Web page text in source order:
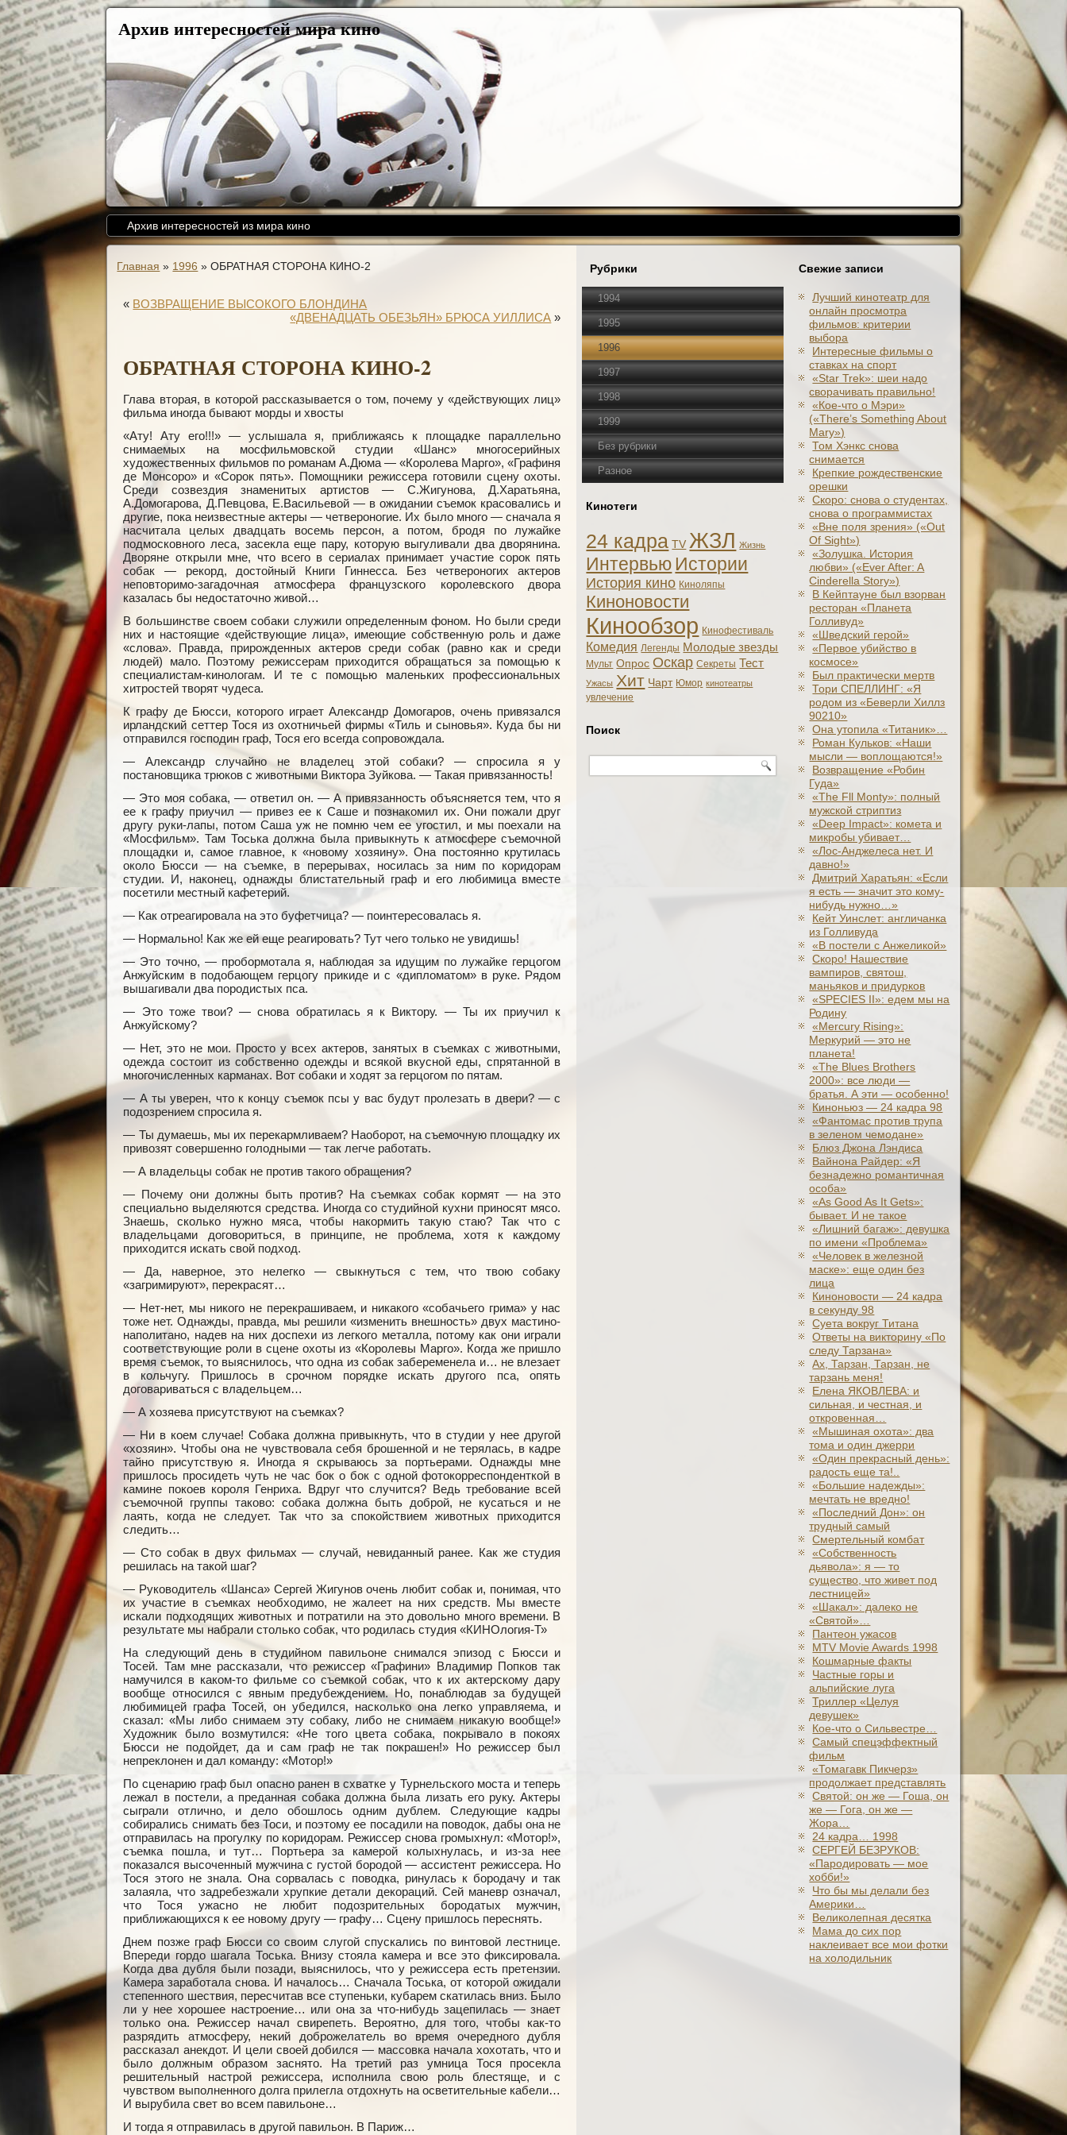
Архив интересностей мира кино
Архив интересностей из мира кино
Главная » 1996 »ОБРАТНАЯ СТОРОНА КИНО-2
« ВОЗВРАЩЕНИЕ ВЫСОКОГО БЛОНДИНА
«ДВЕНАДЦАТЬ ОБЕЗЬЯН» БРЮСА УИЛЛИСА »
ОБРАТНАЯ СТОРОНА КИНО-2
Глава вторая, в которой рассказывается о том, почему у «действующих лиц»
фильма иногда бывают морды и хвосты
«Ату! Ату его!!!» — услышала я, приближаясь к площадке параллельно
снимаемых на мосфильмовской студии «Шанс» многосерийных
художественных фильмов по романам А.Дюма — «Королева Марго», «Графиня
де Монсоро» и «Сорок пять». Помощники режиссера готовили сцену охоты.
Среди созвездия знаменитых артистов — С.Жигунова, Д.Харатьяна,
А.Домогарова, Д.Певцова, Е.Васильевой — в ожидании съемок красовались и
другие, пока неизвестные актеры — четвероногие. Их было много — сначала я
насчитала целых двадцать восемь персон, а потом, бродя по лужайке
подмосковного леса, засекла еще пару, которую выгуливали два дворянина.
Дворяне открыли мне, что всего в сериалах принимает участие сорок пять
собак — рекорд, достойный Книги Гиннесcа. Без четвероногих актеров
неповторимо-загадочная атмосфера французского королевского двора
казалась бы недостаточно живой…
В большинстве своем собаки служили определенным фоном. Но были среди
них и настоящие «действующие лица», имеющие собственную роль и даже
«слова». Правда, прирожденных актеров среди собак (равно как и среди
людей) мало. Поэтому режиссерам приходится обращаться за помощью к
специалистам-кинологам. И те с помощью маленьких профессиональных
хитростей творят чудеса.
К графу де Бюсси, которого играет Александр Домогаров, очень привязался
ирландский сеттер Тося из охотничьей фирмы «Тиль и сыновья». Куда бы ни
отправился господин граф, Тося его всегда сопровождала.
— Александр случайно не владелец этой собаки? — спросила я у
постановщика трюков с животными Виктора Зуйкова. — Такая привязанность!
— Это моя собака, — ответил он. — А привязанность объясняется тем, что я
ее к графу приучил — привез ее к Саше и познакомил их. Они пожали друг
другу руки-лапы, потом Саша уж не помню чем ее угостил, и мы поехали на
«Мосфильм». Там Тоська должна была привыкнуть к атмосфере съемочной
площадки и, самое главное, к «новому хозяину». Она постоянно крутилась
около Бюсси — на съемке, в перерывах, носилась за ним по коридорам
студии. И, наконец, однажды блистательный граф и его любимица вместе
посетили местный кафетерий.
— Как отреагировала на это буфетчица? — поинтересовалась я.
— Нормально! Как же ей еще реагировать? Тут чего только не увидишь!
— Это точно, — пробормотала я, наблюдая за идущим по лужайке герцогом
Анжуйским в подобающем герцогу прикиде и с «дипломатом» в руке. Рядом
вышагивали два породистых пса.
— Это тоже твои? — снова обратилась я к Виктору. — Ты их приучил к
Анжуйскому?
— Нет, это не мои. Просто у всех актеров, занятых в съемках с животными,
одежда состоит из собственно одежды и всякой вкусной еды, спрятанной в
многочисленных карманах. Вот собаки и ходят за герцогом по пятам.
— А ты уверен, что к концу съемок псы у вас будут пролезать в двери? — с
подозрением спросила я.
— Ты думаешь, мы их перекармливаем? Наоборот, на съемочную площадку их
привозят совершенно голодными — так легче работать.
— А владельцы собак не против такого обращения?
— Почему они должны быть против? На съемках собак кормят — на это
специально выделяются средства. Иногда со студийной кухни приносят мясо.
Знаешь, сколько нужно мяса, чтобы накормить такую стаю? Так что с
владельцами договориться, в принципе, не проблема, хотя к каждому
приходится искать свой подход.
— Да, наверное, это нелегко — свыкнуться с тем, что твою собаку
«загримируют», перекрасят…
— Нет-нет, мы никого не перекрашиваем, и никакого «собачьего грима» у нас
тоже нет. Однажды, правда, мы решили «изменить внешность» двух мастино-
наполитано, надев на них доспехи из легкого металла, потому как они играли
соответствующие роли в сцене охоты из «Королевы Марго». Когда же пришло
время съемок, то выяснилось, что одна из собак забеременела и… не влезает
в кольчугу. Пришлось в срочном порядке искать другого пса, опять
договариваться с владельцем…
— А хозяева присутствуют на съемках?
— Ни в коем случае! Собака должна привыкнуть, что в студии у нее другой
«хозяин». Чтобы она не чувствовала себя брошенной и не терялась, в кадре
тайно присутствую я. Иногда я скрываюсь за портьерами. Однажды мне
пришлось просидеть чуть не час бок о бок с одной фотокорреспонденткой в
камине покоев короля Генриха. Вдруг что случится? Ведь требование всей
съемочной группы таково: собака должна быть доброй, не кусаться и не
лаять, когда не следует. Так что за спокойствием животных приходится
следить…
— Сто собак в двух фильмах — случай, невиданный ранее. Как же студия
решилась на такой шаг?
— Руководитель «Шанса» Сергей Жигунов очень любит собак и, понимая, что
их участие в съемках необходимо, не жалеет на них средств. Мы вместе
искали подходящих животных и потратили на это довольно много времени. В
результате мы набрали столько собак, что родилась студия «КИНОлогия-Т»
На следующий день в студийном павильоне снимался эпизод с Бюсси и
Тосей. Там мне рассказали, что режиссер «Графини» Владимир Попков так
намучился в каком-то фильме со съемкой собак, что к их актерскому дару
вообще относился с явным предубеждением. Но, понаблюдав за будущей
любимицей графа Тосей, он убедился, насколько она легко управляема, и
сказал: «Мы либо снимаем эту собаку, либо не снимаем никакую вообще!»
Художник было возмутился: «Не того цвета собака, покрывало в покоях
Бюсси не подойдет, да и сам граф не так покрашен!» Но режиссер был
непреклонен и дал команду: «Мотор!»
По сценарию граф был опасно ранен в схватке у Турнельского моста и теперь
лежал в постели, а преданная собака должна была лизать его руку. Актеры
сыграли отлично, и дело обошлось одним дублем. Следующие кадры
собирались снимать без Тоси, и поэтому ее посадили на поводок, дабы она не
отправилась на прогулку по коридорам. Режиссер снова громыхнул: «Мотор!»,
съемка пошла, и тут… Портьера за камерой колыхнулась, и из-за нее
показался высоченный мужчина с густой бородой — ассистент режиссера. Но
Тося этого не знала. Она сорвалась с поводка, ринулась к бородачу и так
залаяла, что задребезжали хрупкие детали декораций. Сей маневр означал,
что Тося ужасно не любит подозрительных бородатых мужчин,
приближающихся к ее новому другу — графу… Сцену пришлось переснять.
Днем позже граф Бюсси со своим слугой спускались по винтовой лестнице.
Впереди гордо шагала Тоська. Внизу стояла камера и все это фиксировала.
Когда два дубля были позади, выяснилось, что у режиссера есть претензии.
Камера заработала снова. И началось… Сначала Тоська, от которой ожидали
степенного шествия, пересчитав все ступеньки, кубарем скатилась вниз. Было
ли у нее хорошее настроение… или она за что-нибудь зацепилась — знает
только она. Режиссер начал свирепеть. Вероятно, для того, чтобы как-то
разрядить атмосферу, некий доброжелатель во время очередного дубля
рассказал анекдот. И цели своей добился — массовка начала хохотать, что и
было должным образом заснято. На третий раз умница Тося просекла
решительный настрой режиссера, исполнила свою роль блестяще, и с
чувством выполненного долга прилегла отдохнуть на осветительные кабели…
И вырубила свет во всем павильоне…
И тогда я отправилась в другой павильон. В Париж…
Рубрики
1994
1995
1996
1997
1998
1999
Без рубрики
Разное
Кинотеги
24 кадра TV ЖЗЛ Жизнь
Интервью Истории
История кино Киноляпы
Киноновости
Кинообзор Кинофестиваль
Комедия Легенды Молодые звезды
Мульт Опрос Оскар Секреты Тест
Ужасы Хит Чарт Юмор кинотеатры
увлечение
Поиск
Свежие записи
Лучший кинотеатр для
онлайн просмотра
фильмов: критерии
выбора
Интересные фильмы о
ставках на спорт
«Star Trek»: шеи надо
сворачивать правильно!
«Кое-что о Мэри»
(«There’s Something About
Mary»)
Том Хэнкс снова
снимается
Крепкие рождественские
орешки
Скоро: снова о студентах,
снова о программистах
«Вне поля зрения» («Out
Of Sight»)
«Золушка. История
любви» («Ever After: A
Cinderеlla Story»)
В Кейптауне был взорван
ресторан «Планета
Голливуд»
«Шведский герой»
«Первое убийство в
космосе»
Был практически мертв
Тори СПЕЛЛИНГ: «Я
родом из «Беверли Хиллз
90210»
Она утопила «Титаник»…
Роман Кульков: «Наши
мысли — воплощаются!»
Возвращение «Робин
Гуда»
«The Fll Monty»: полный
мужской стриптиз
«Deep Impact»: комета и
микробы убивает…
«Лос-Анджелеса нет. И
давно!»
Дмитрий Харатьян: «Если
я есть — значит это кому-
нибудь нужно…»
Кейт Уинслет: англичанка
из Голливуда
«В постели с Анжеликой»
Скоро! Нашествие
вампиров, святош,
маньяков и придурков
«SPECIES II»: едем мы на
Родину
«Mercury Rising»:
Меркурий — это не
планета!
«The Blues Brothers
2000»: все люди —
братья. А эти — особенно!
Киноньюз — 24 кадра 98
«Фантомас против трупа
в зеленом чемодане»
Блюз Джона Лэндиса
Вайнона Райдер: «Я
безнадежно романтичная
особа»
«As Good As It Gets»:
бывает. И не такое
«Лишний багаж»: девушка
по имени «Проблема»
«Человек в железной
маске»: еще один без
лица
Киноновости — 24 кадра
в секунду 98
Суета вокруг Титана
Ответы на викторину «По
следу Тарзана»
Ах, Тарзан, Тарзан, не
тарзань меня!
Елена ЯКОВЛЕВА: и
сильная, и честная, и
откровенная…
«Мышиная охота»: два
тома и один джерри
«Один прекрасный день»:
радость еще та!..
«Большие надежды»:
мечтать не вредно!
«Последний Дон»: он
трудный самый
Смертельный комбат
«Собственность
дьявола»: я — то
существо, что живет под
лестницей»
«Шакал»: далеко не
«Святой»…
Пантеон ужасов
MTV Movie Awards 1998
Кошмарные факты
Частные горы и
альпийские луга
Триллер «Целуя
девушек»
Кое-что о Сильвестре…
Самый спецэффектный
фильм
«Томагавк Пикчерз»
продолжает представлять
Святой: он же — Гоша, он
же — Гога, он же —
Жора…
24 кадра… 1998
СЕРГЕЙ БЕЗРУКОВ:
«Пародировать — мое
хобби!»
Что бы мы делали без
Америки…
Великолепная десятка
Мама до сих пор
наклеивает все мои фотки
на холодильник